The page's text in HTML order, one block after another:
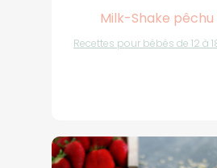
Milk-Shake pêchu
Recettes pour bébés de 12 à